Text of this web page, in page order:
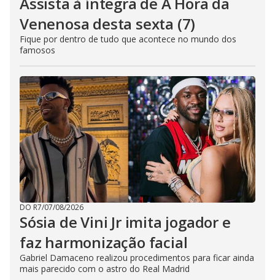
Venenosa desta sexta (7)
Fique por dentro de tudo que acontece no mundo dos
famosos
DO R7/07/08/2026
Sósia de Vini Jr imita jogador e
faz harmonização facial
Gabriel Damaceno realizou procedimentos para ficar ainda
mais parecido com o astro do Real Madrid